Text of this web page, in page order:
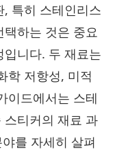
특히 스테인리스
하는 것은 중요
니다. 두 재료는
학 저항성, 미적
이드에서는 스테
스티커의 재료 과
를 자세히 살펴